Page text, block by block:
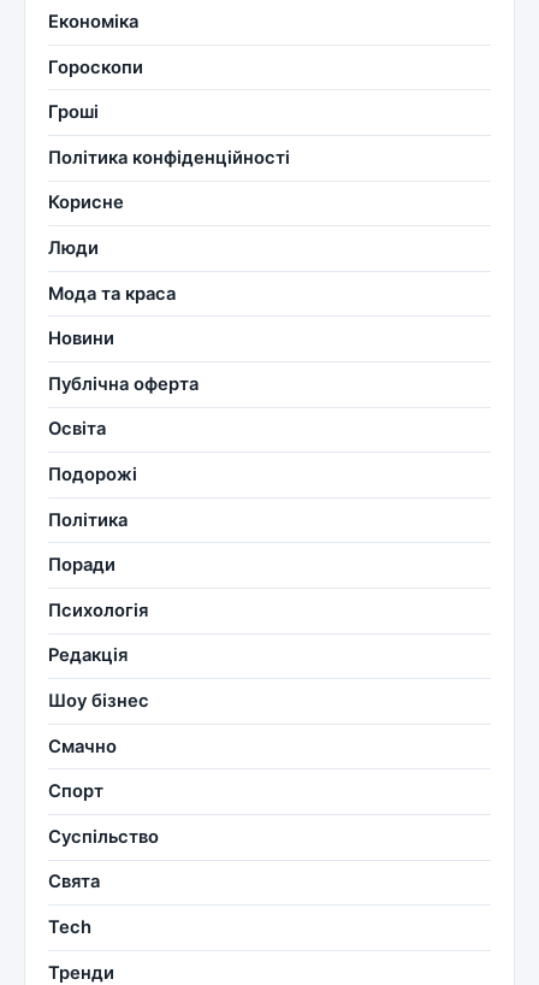
Економіка
Гороскопи
Гроші
Політика конфіденційності
Корисне
Люди
Мода та краса
Новини
Публічна оферта
Освіта
Подорожі
Політика
Поради
Психологія
Редакція
Шоу бізнес
Смачно
Спорт
Суспільство
Свята
Tech
Тренди